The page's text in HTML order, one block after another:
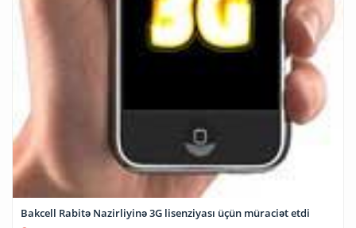
Bakcell Rabitə Nazirliyinə 3G lisenziyası üçün müraciət etdi